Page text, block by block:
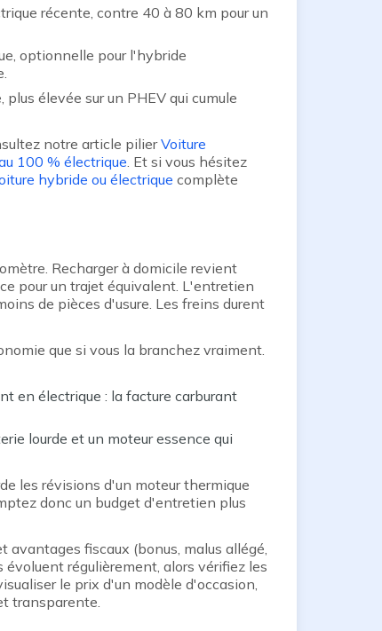
récente, contre 40 à 80 km pour un
optionnelle pour l'hybride
élevée sur un PHEV qui cumule
notre article pilierVoiture
100 % électrique. Et si vous hésitez
hybride ou électrique complète
Recharger à domicile revient
pour un trajet équivalent. L'entretien
de pièces d'usure. Les freins durent
que si vous la branchez vraiment.
en électrique : la facture carburant
lourde et un moteur essence qui
les révisions d'un moteur thermique
donc un budget d'entretien plus
avantages fiscaux (bonus, malus allégé,
régulièrement, alors vérifiez les
le prix d'un modèle d'occasion,
transparente.